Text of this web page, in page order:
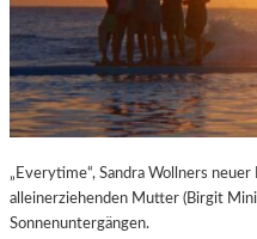
„Everytime“, Sandra Wollners
alleinerziehenden Mutter (Birgit
Sonnenuntergängen.